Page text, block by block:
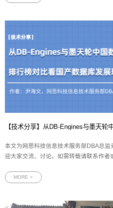
本文为网思科技信息技术服务部DBA总
迎大家交流、讨论。如需转载请联系作者
在这方面，国际上广为人知的DB-
MORE >